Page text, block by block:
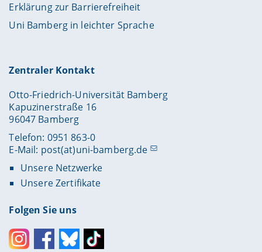
Erklärung zur Barrierefreiheit
Uni Bamberg in leichter Sprache
Zentraler Kontakt
Otto-Friedrich-Universität Bamberg
Kapuzinerstraße 16
96047 Bamberg
Telefon: 0951 863-0
E-Mail: post(at)uni-bamberg.de
Unsere Netzwerke
Unsere Zertifikate
Folgen Sie uns